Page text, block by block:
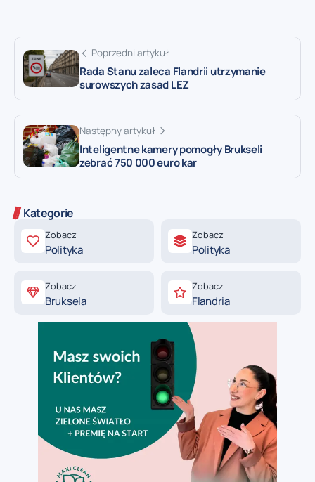
Poprzedni artykuł
Rada Stanu zaleca Flandrii utrzymanie
surowszych zasad LEZ
Następny artykuł
Inteligentne kamery pomogły Brukseli
zebrać 750 000 euro kar
Kategorie
Zobacz
Polityka
Zobacz
Polityka
Zobacz
Bruksela
Zobacz
Flandria